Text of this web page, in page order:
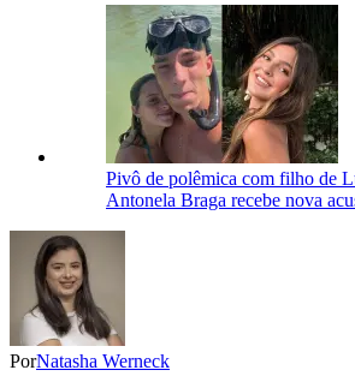
Pivô de polêmica com filho de
Antonela Braga recebe nova
PorNatasha Werneck